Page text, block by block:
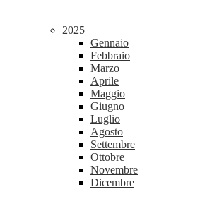
2025
Gennaio
Febbraio
Marzo
Aprile
Maggio
Giugno
Luglio
Agosto
Settembre
Ottobre
Novembre
Dicembre